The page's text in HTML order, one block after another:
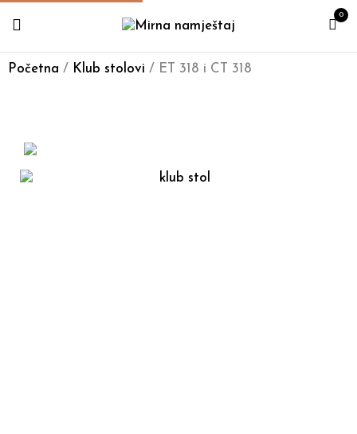
0
Početna / Klub stolovi / ET 318 i CT 318